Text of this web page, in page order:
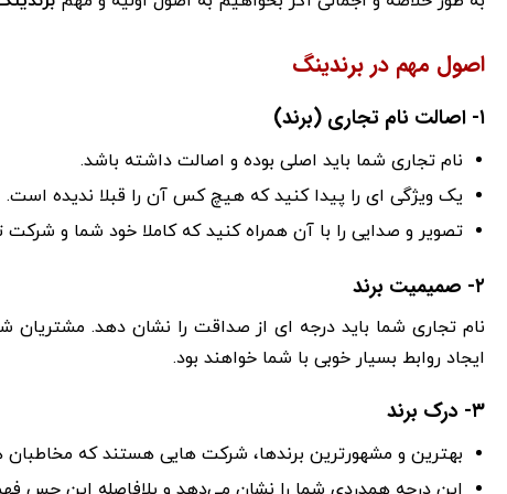
اصول مهم در برندینگ
۱- اصالت نام تجاری (برند)
نام تجاری شما باید اصلی بوده و اصالت داشته باشد.
یک ویژگی ای را پیدا کنید که هیچ کس آن را قبلا ندیده است.
تصویر و صدایی را با آن همراه کنید که کاملا خود شما و شرکت
۲- صمیمیت برند
نام تجاری شما باید درجه ای از صداقت را نشان دهد.
ایجاد روابط بسیار خوبی با شما خواهند بود.
۳- درک برند
بهترین و مشهورترین برندها، شرکت هایی هستند که